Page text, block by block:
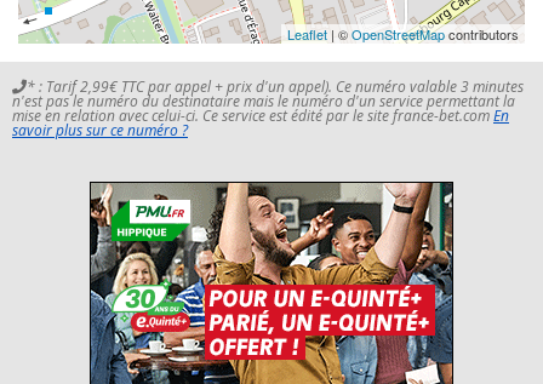
Leaflet | ©OpenStreetMapcontributors
* : Tarif 2,99€ TTC par appel + prix d'un appel). Ce numéro valable 3 minutes
n'est pas le numéro du destinataire mais le numéro d'un service permettant la
mise en relation avec celui-ci. Ce service est édité par le site france-bet.comEn
savoir plus sur ce numéro ?